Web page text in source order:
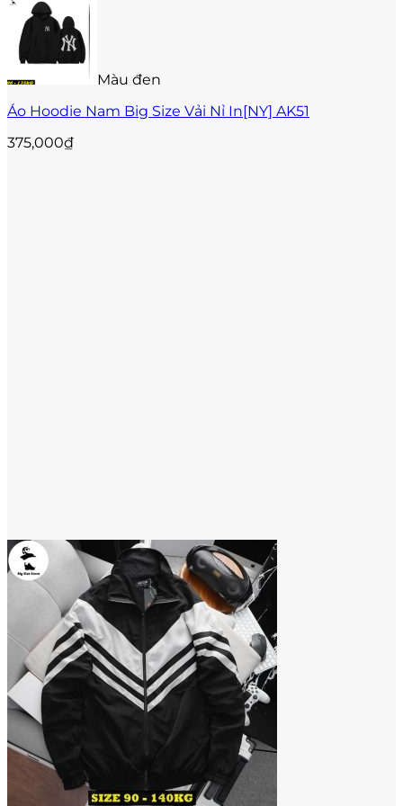
này
có
nhiều
biến
thể.
Các
tùy
chọn
Màu đen
Áo Hoodie Nam Big Size Vải Nỉ In[NY] AK51
375,000₫